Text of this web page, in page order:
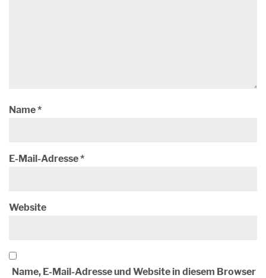
Name*
E-Mail-Adresse*
Website
Name, E-Mail-Adresse und Website in diesem Browser